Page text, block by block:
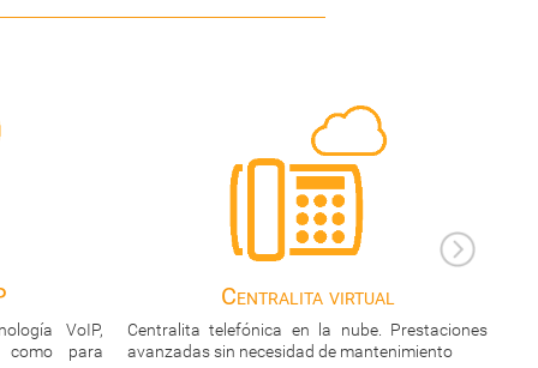
Centralitas analógicas
Las centralitas telefónicas de toda la vida, para
líneas telefónicas y teléfonos analógicos